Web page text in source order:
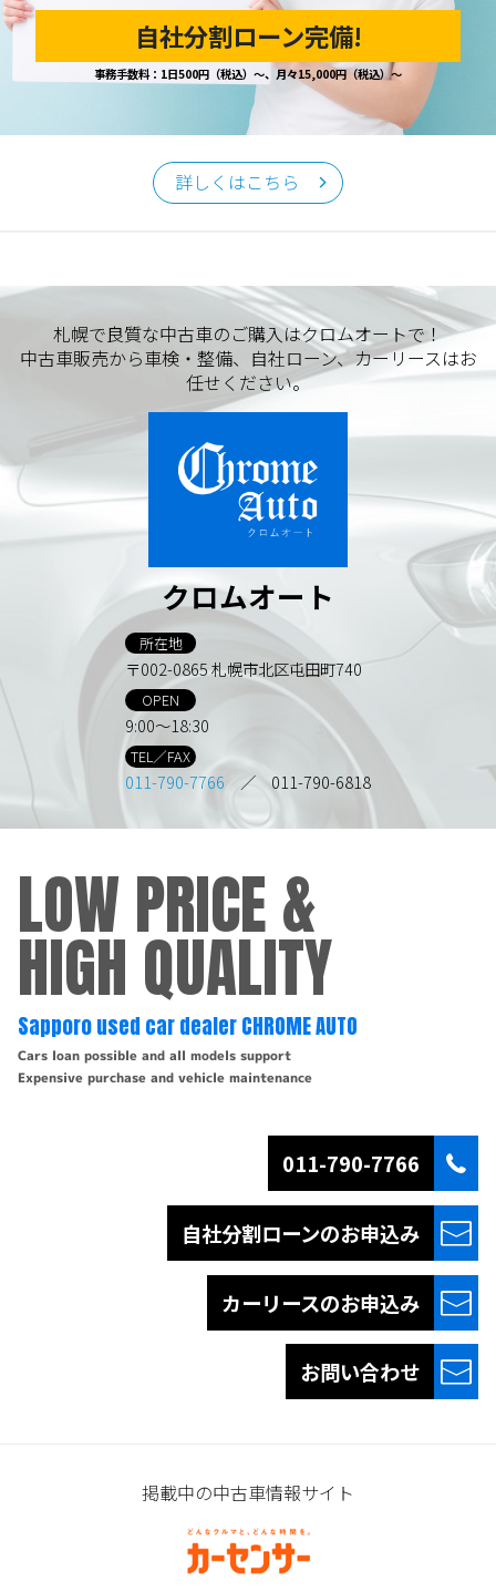
個人情報保護担当窓口
当社の「個人情報の取扱い」に関するお問い合わせは、下記
クロムオート
〒002-0865 札幌市北区屯田町740
TEL／011-790-7766FAX／011-790-6818
E-mail：info@chromeauto.co.jp
自社分割ローン完備!
事務手数料：1日500円（税込）～、月々15,000円（税込）～
詳しくはこちら
札幌で良質な中古車のご購入はクロムオートで！
中古車販売から車検・整備、自社ローン、カーリースはお
任せください。
クロムオート
所在地
〒002-0865 札幌市北区屯田町740
OPEN
9:00～18:30
TEL／FAX
011-790-7766 ／ 011-790-6818
LOW PRICE &
HIGH QUALITY
Sapporo used car dealer CHROME AUTO
Cars loan possible and all models support
Expensive purchase and vehicle maintenance
011-790-7766
自社分割ローンのお申込み
カーリースのお申込み
お問い合わせ
掲載中の中古車情報サイト